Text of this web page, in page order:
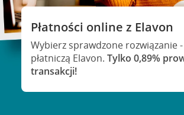
Płatności online z Elavon
Wybierz sprawdzone rozwiązanie
płatniczą Elavon. Tylko 0,89%
transakcji!